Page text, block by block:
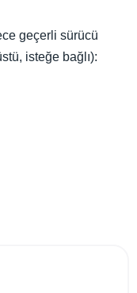
geçerli sürücü
isteğe bağlı):